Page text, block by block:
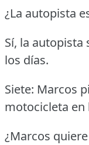
¿La autopista
Sí, la
los días.
Siete: Marcos
motocicleta en
¿Marcos